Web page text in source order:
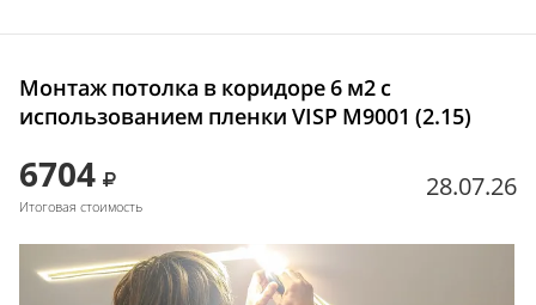
Монтаж потолка в коридоре 6 м2 с
использованием пленки VISP M9001 (2.15)
6704
Итоговая стоимость
28.07.26